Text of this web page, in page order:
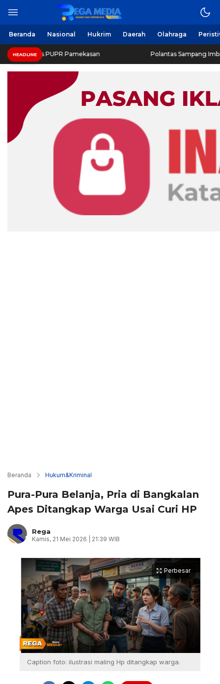
Beranda Nasional Hukrim Daerah Olahraga
HEADLINE
PUPR Pamekasan Polantas Sampang Imbau Latihan
Beranda Hukum&Kriminal
Pura-Pura Belanja, Pria di Bangkalan
Apes Ditangkap Warga Usai Curi HP
Rega
Kamis, 21 Mei 2026 | 21:39 WIB
Perbesar
Caption foto: ilustrasi maling Hp ditangkap warga.